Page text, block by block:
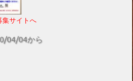
集サイトへ
04/04から